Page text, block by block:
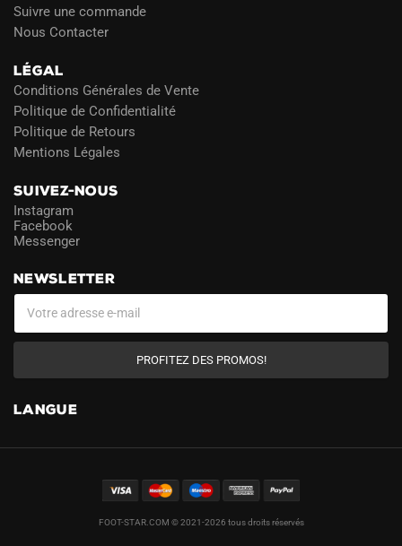
Suivre une commande
Nous Contacter
LÉGAL
Conditions Générales de Vente
Politique de Confidentialité
Politique de Retours
Mentions Légales
SUIVEZ-NOUS
Instagram
Facebook
Messenger
NEWSLETTER
PROFITEZ DES PROMOS!
LANGUE
FOOT-STAR.COM © 2021-2026 tous droits réservés